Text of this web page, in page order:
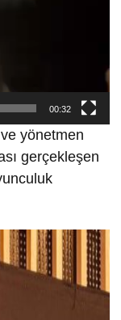
00:32
yönetmen
gerçekleşen